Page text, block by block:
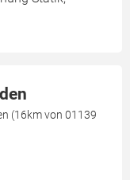
(16km von 01139